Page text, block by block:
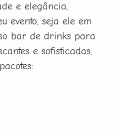
e elegância,
evento, seja ele em
bar de drinks para
e sofisticadas,